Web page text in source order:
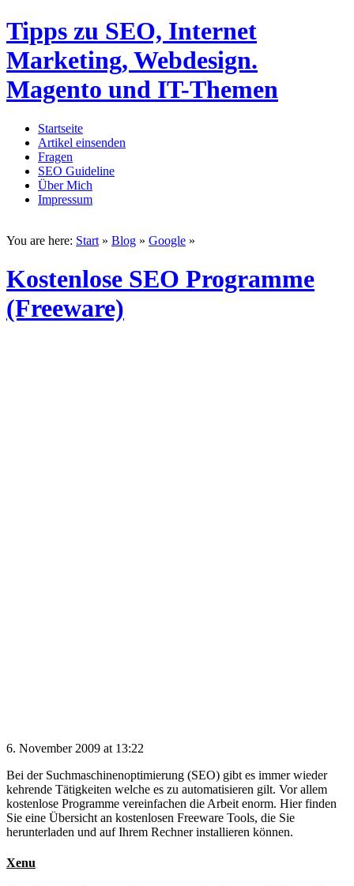
Tipps zu SEO, Internet
Marketing, Webdesign.
Magento und IT-Themen
Startseite
Artikel einsenden
Fragen
SEO Guideline
Über Mich
Impressum
You are here: Start » Blog » Google »
Kostenlose SEO Programme
(Freeware)
6. November 2009 at 13:22
Bei der Suchmaschinenoptimierung (SEO) gibt es immer wieder
kehrende Tätigkeiten welche es zu automatisieren gilt. Vor allem
kostenlose Programme vereinfachen die Arbeit enorm. Hier finden
Sie eine Übersicht an kostenlosen Freeware Tools, die Sie
herunterladen und auf Ihrem Rechner installieren können.
Xenu